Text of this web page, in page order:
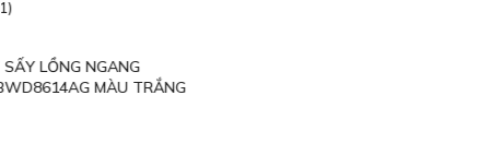
LỒNG NGANG
MÀU TRẮNG
WDU28560GB